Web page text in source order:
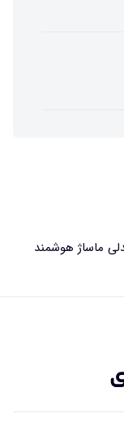
ماساژ هوشمند